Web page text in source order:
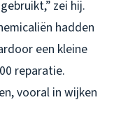
zei hij.
hadden
een kleine
reparatie.
vooral in wijken